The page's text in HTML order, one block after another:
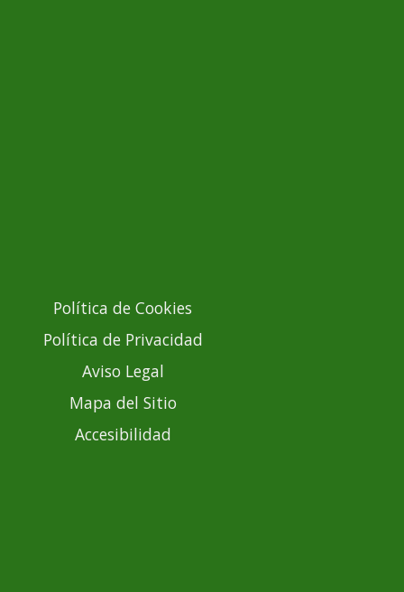
Política de Cookies
Política de Privacidad
Aviso Legal
Mapa del Sitio
Accesibilidad